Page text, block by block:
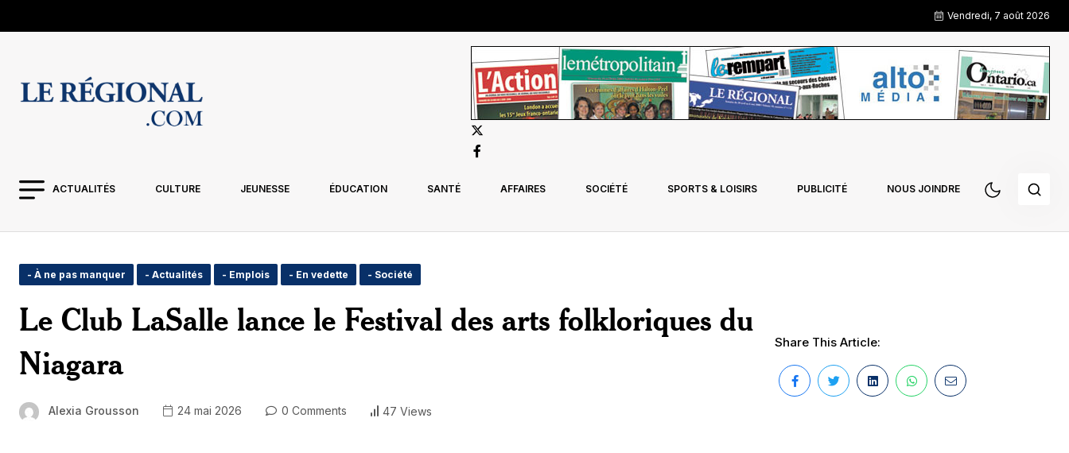
Vendredi, 7 août 2026
ACTUALITÉS CULTURE JEUNESSE ÉDUCATION SANTÉ AFFAIRES SOCIÉTÉ SPORTS & LOISIRS PUBLICITÉ NOUS JOINDRE
- À ne pas manquer - Actualités - Emplois - En vedette - Société
Le Club LaSalle lance le Festival des arts folkloriques du
Niagara
Alexia Grousson 24 mai 2026 0 Comments 47 Views
Share This Article: